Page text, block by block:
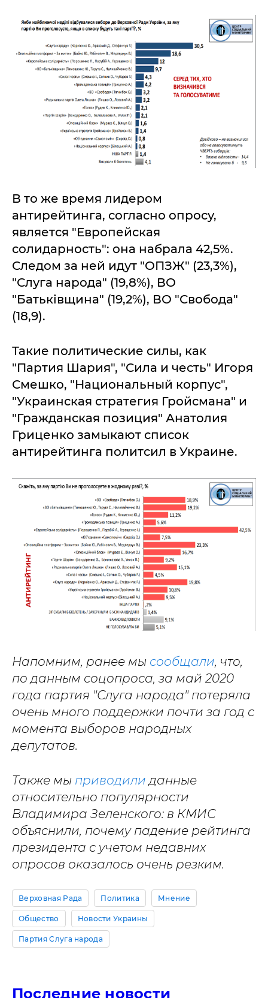
В то же время лидером
антирейтинга, согласно опросу,
является "Европейская
солидарность": она набрала 42,5%.
Следом за ней идут "ОПЗЖ" (23,3%),
"Слуга народа" (19,8%), ВО
"Батьківщина" (19,2%), ВО "Свобода"
(18,9).
Такие политические силы, как
"Партия Шария", "Сила и честь" Игоря
Смешко, "Национальный корпус",
"Украинская стратегия Гройсмана" и
"Гражданская позиция" Анатолия
Гриценко замыкают список
антирейтинга политсил в Украине.
Напомним, ранее мы сообщали, что,
по данным соцопроса, за май 2020
года партия "Слуга народа" потеряла
очень много поддержки почти за год с
момента выборов народных
депутатов.
Также мы приводилиданные
относительно популярности
Владимира Зеленского: в КМИС
объяснили, почему падение рейтинга
президента с учетом недавних
опросов оказалось очень резким.
Верховная Рада Политика Мнение
Общество Новости Украины
Партия Слуга народа
Последние новости